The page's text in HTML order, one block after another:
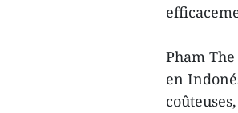
Pham
en